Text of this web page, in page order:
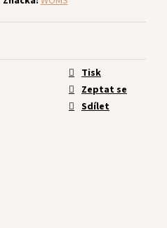
Tisk
Zeptat se
Sdílet